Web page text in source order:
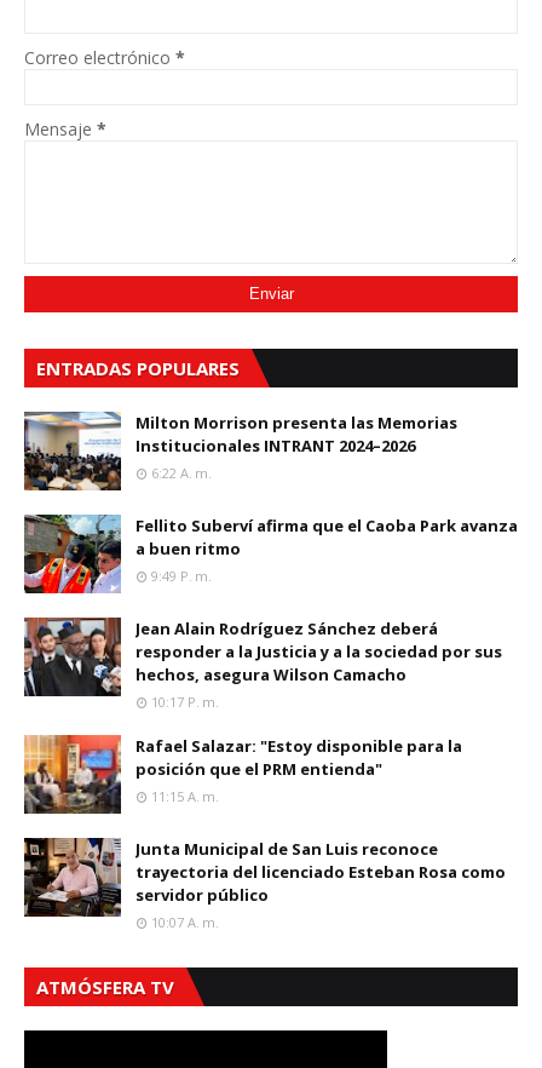
Correo electrónico *
Mensaje *
ENTRADAS POPULARES
Milton Morrison presenta las Memorias
Institucionales INTRANT 2024–2026
6:22 A. M.
Fellito Suberví afirma que el Caoba Park avanza
a buen ritmo
9:49 P. M.
Jean Alain Rodríguez Sánchez deberá
responder a la Justicia y a la sociedad por sus
hechos, asegura Wilson Camacho
10:17 P. M.
Rafael Salazar: "Estoy disponible para la
posición que el PRM entienda"
11:15 A. M.
Junta Municipal de San Luis reconoce
trayectoria del licenciado Esteban Rosa como
servidor público
10:07 A. M.
ATMÓSFERA TV